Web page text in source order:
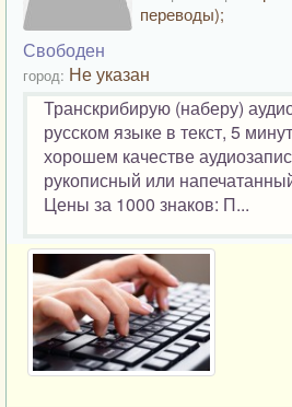
переводы);
Свободен
город: Не указан
Транскрибирую (наберу)
русском языке в текст, 5
хорошем качестве
рукописный или
Цены за 1000 знаков: П...